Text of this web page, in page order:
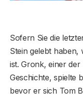
Sofern Sie die
Stein gelebt haben,
ist. Gronk, einer
Geschichte, spielte
bevor er sich Tom